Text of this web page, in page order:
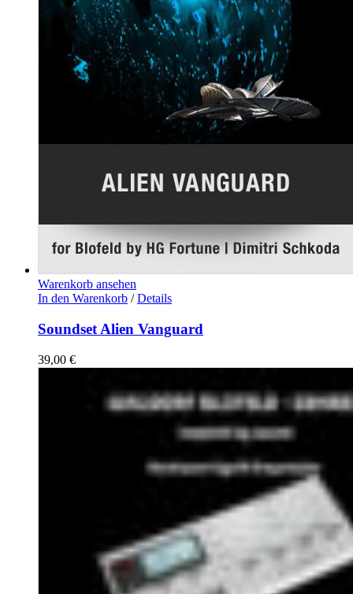
Warenkorb ansehen
In den Warenkorb / Details
Soundset Alien Vanguard
39,00 €